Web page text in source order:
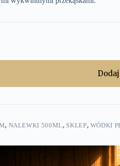
, NALEWKI 500ML, SKLEP, WÓDKI